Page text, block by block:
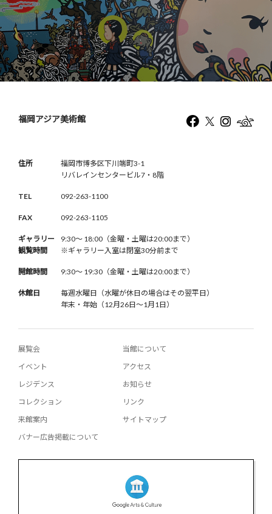
福岡アジア美術館
住所
福岡市博多区下川端町3-1
リバレインセンタービル7・8階
TEL 092-263-1100
FAX 092-263-1105
ギャラリー
観覧時間
9:30〜 18:00（金曜・土曜は20:00まで）
※ギャラリー入室は閉室30分前まで
開館時間 9:30〜 19:30（金曜・土曜は20:00まで）
休館日
毎週水曜日（水曜が休日の場合はその翌平日）
年末・年始（12月26日〜1月1日）
展覧会
イベント
レジデンス
コレクション
来館案内
バナー広告掲載について
当館について
アクセス
お知らせ
リンク
サイトマップ